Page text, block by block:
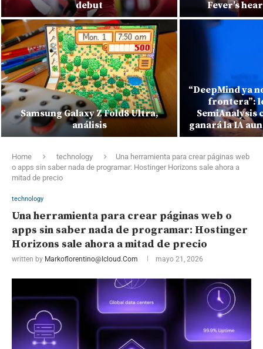
debut
Samsung Galaxy Z Fold8 Ultra,
análisis
Fever’s
“DeepMind ya
frontera”:
SemiAnalysis
ganará la IA
Home technology
Una herramienta para crear páginas web
o apps sin saber nada de programar: Hostinger Horizons sale ahora a
mitad de precio
technology
Una herramienta para crear páginas web o
apps sin saber nada de programar: Hostinger
Horizons sale ahora a mitad de precio
written by Markoflorentino@icloud.com mayo 21, 2026